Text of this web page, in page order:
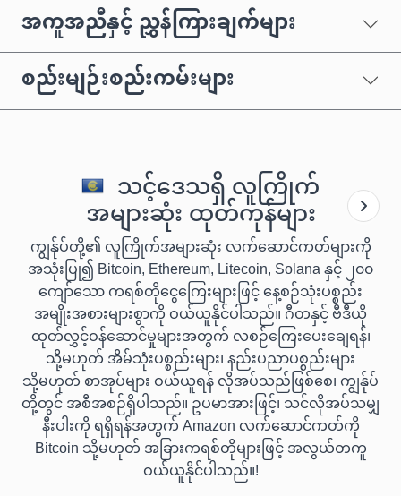
အကူအညီနှင့် ညွှန်ကြားချက်များ
စည်းမျဉ်းစည်းကမ်းများ
သင့်ဒေသရှိ လူကြိုက်
အများဆုံး ထုတ်ကုန်များ
ကျွန်ုပ်တို့၏ လူကြိုက်အများဆုံး လက်ဆောင်ကတ်များကို
အသုံးပြု၍ Bitcoin, Ethereum, Litecoin, Solana နှင့် ၂၀၀
ကျော်သော ကရစ်တိုငွေကြေးများဖြင့် နေ့စဉ်သုံးပစ္စည်း
အမျိုးအစားများစွာကို ဝယ်ယူနိုင်ပါသည်။ ဂီတနှင့် ဗီဒီယို
ထုတ်လွှင့်ဝန်ဆောင်မှုများအတွက် လစဉ်ကြေးပေးချေရန်၊
သို့မဟုတ် အိမ်သုံးပစ္စည်းများ၊ နည်းပညာပစ္စည်းများ
သို့မဟုတ် စာအုပ်များ ဝယ်ယူရန် လိုအပ်သည်ဖြစ်စေ၊ ကျွန်ုပ်
တို့တွင် အစီအစဉ်ရှိပါသည်။ ဥပမာအားဖြင့်၊ သင်လိုအပ်သမျှ
နီးပါးကို ရရှိရန်အတွက် Amazon လက်ဆောင်ကတ်ကို
Bitcoin သို့မဟုတ် အခြားကရစ်တိုများဖြင့် အလွယ်တကူ
ဝယ်ယူနိုင်ပါသည်။!